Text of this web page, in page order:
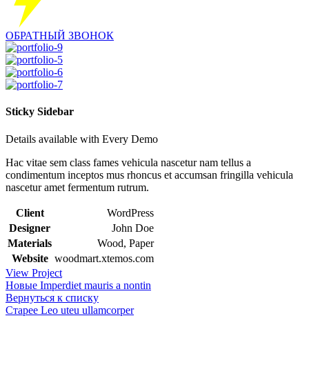
ОБРАТНЫЙ ЗВОНОК
Sticky Sidebar
Details available with Every Demo
Hac vitae sem class fames vehicula nascetur nam tellus a
condimentum inceptos mus rhoncus et accumsan fringilla vehicula
nascetur amet fermentum rutrum.
Client
WordPress
Designer
John Doe
Materials
Wood, Paper
Website woodmart.xtemos.com
View Project
Новые Imperdiet mauris a nontin
Вернуться к списку
Старее Leo uteu ullamcorper